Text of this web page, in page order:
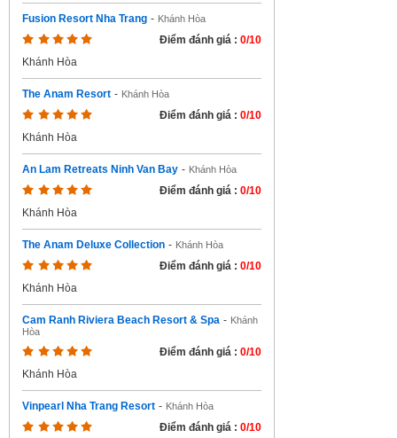
Fusion Resort Nha Trang - Khánh Hòa
Điểm đánh giá : 0/10
Khánh Hòa
The Anam Resort - Khánh Hòa
Điểm đánh giá : 0/10
Khánh Hòa
An Lam Retreats Ninh Van Bay - Khánh Hòa
Điểm đánh giá : 0/10
Khánh Hòa
The Anam Deluxe Collection - Khánh Hòa
Điểm đánh giá : 0/10
Khánh Hòa
Cam Ranh Riviera Beach Resort & Spa - Khánh
Hòa
Điểm đánh giá : 0/10
Khánh Hòa
Vinpearl Nha Trang Resort - Khánh Hòa
Điểm đánh giá : 0/10